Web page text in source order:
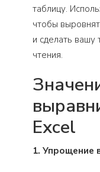
таблицу.
чтобы
и сделать вашу
чтения.
Excel
1. Упрощение